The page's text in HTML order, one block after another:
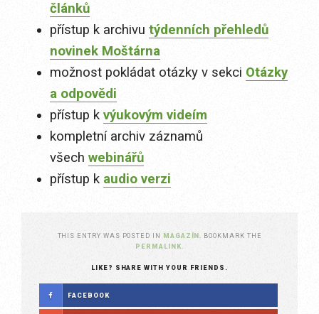
článků
přístup k archivu týdenních přehledů
novinek Moštárna
možnost pokládat otázky v sekci Otázky
a odpovědi
přístup k výukovým videím
kompletní archiv záznamů
všech webinářů
přístup k audio verzi
THIS ENTRY WAS POSTED IN MAGAZÍN
. BOOKMARK THE
PERMALINK
LIKE? SHARE WITH YOUR FRIENDS.
FACEBOOK